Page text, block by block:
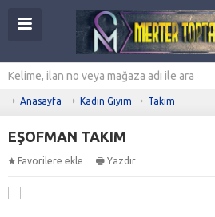
Anasayfa Kadın Giyim Takım
EŞOFMAN TAKIM
Favorilere ekle Yazdır